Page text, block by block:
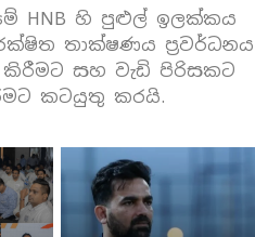
HNB හි පුළුල් ඉලක්කය
තාක්ෂණය ප්‍රවර්ධනය
කිරීමට සහ වැඩි පිරිසකට
කටයුතු කරයි.